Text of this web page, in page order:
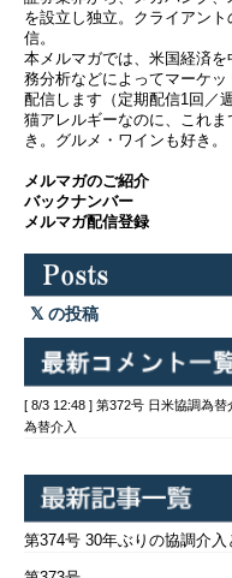
を設立し独立。クライアン
信。
本メルマガでは、米国経済
務分析などによってマーケ
配信します（定期配信1回／
猫アレルギーなのに、これ
き。グルメ・ワインも好き。
メルマガのご紹介
バックナンバー
メルマガ配信登録
の投稿
[ 8/3 12:48 ] 第372号 日米協調為替
為替介入
第374号 30年ぶりの協調介